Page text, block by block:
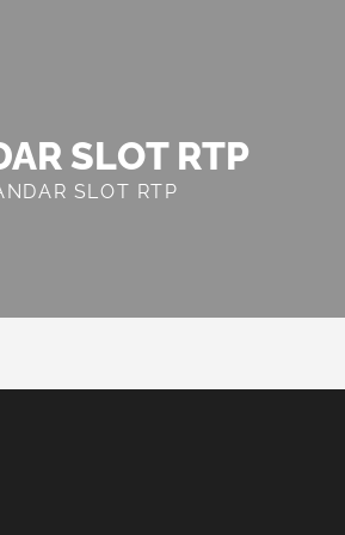
SLOT RTP
SLOT RTP